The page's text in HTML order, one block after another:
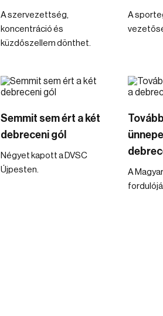
A szervezettség,
koncentráció és
küzdőszellem dönthet.
A
Semmit sem ért a két
debreceni gól
Négyet kapott a DVSC
Újpesten.
A